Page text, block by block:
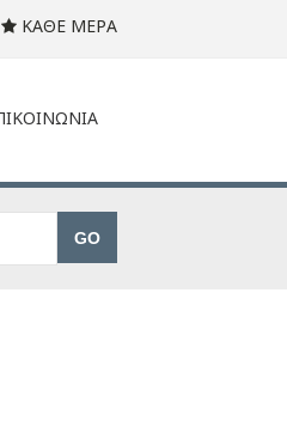
ΚΑΘΕ ΜΕΡΑ